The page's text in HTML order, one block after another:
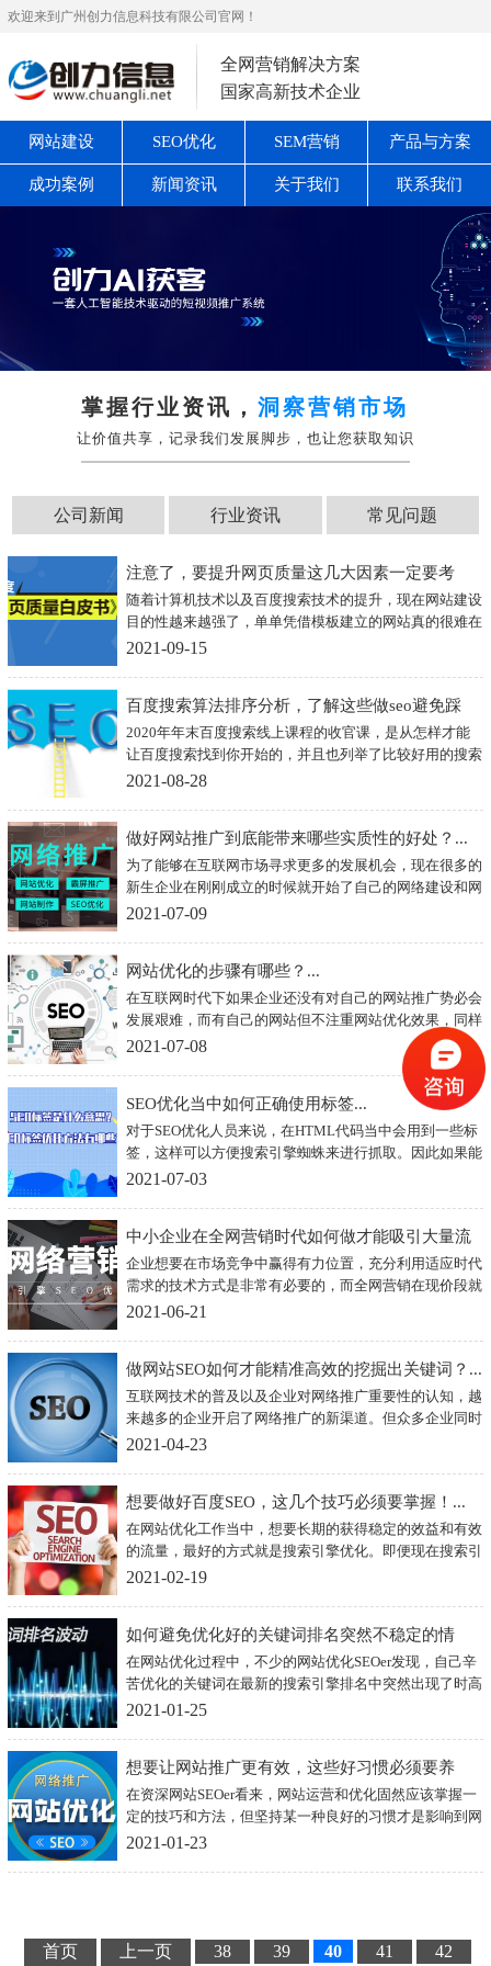
欢迎来到广州创力信息科技有限公司官网！
全网营销解决方案
国家高新技术企业
网站建设 SEO优化 SEM营销 产品与方案
成功案例 新闻资讯 关于我们 联系我们
掌握行业资讯，洞察营销市场
让价值共享，记录我们发展脚步，也让您获取知识
公司新闻 行业资讯 常见问题
注意了，要提升网页质量这几大因素一定要考
虑！...
随着计算机技术以及百度搜索技术的提升，现在网站建设
目的性越来越强了，单单凭借模板建立的网站真的很难在
网站海洋中生存下去，而只有不断的提升网站的质量才能
2021-09-15
百度搜索算法排序分析，了解这些做seo避免踩
雷！...
2020年年末百度搜索线上课程的收官课，是从怎样才能
让百度搜索找到你开始的，并且也列举了比较好用的搜索
算法规则，下面我们就一起来了解一下百度搜索的算法规
2021-08-28
做好网站推广到底能带来哪些实质性的好处？...
为了能够在互联网市场寻求更多的发展机会，现在很多的
新生企业在刚刚成立的时候就开始了自己的网络建设和网
络推广业务，哪怕他们最初的目的只是单纯的想增加潜在
广到底能够给企业带来哪些实质性的好处。
2021-07-09
网站优化的步骤有哪些？...
在互联网时代下如果企业还没有对自己的网站推广势必会
发展艰难，而有自己的网站但不注重网站优化效果，同样
也会影响到企业形象的塑造以及产品的宣传。事实证明，
只有企业做好了网站优化才会对企业形象塑造和产品宣传
2021-07-08
SEO优化当中如何正确使用标签...
对于SEO优化人员来说，在HTML代码当中会用到一些标
签，这样可以方便搜索引擎蜘蛛来进行抓取。因此如果能
够在SEO优化过程当中适当的使用一些有优化标签，那么
2021-07-03
中小企业在全网营销时代如何做才能吸引大量流
量？...
企业想要在市场竞争中赢得有力位置，充分利用适应时代
需求的技术方式是非常有必要的，而全网营销在现价段就
是最佳的方式。想要进行全民营销的中小企想要利用互联
2021-06-21
做网站SEO如何才能精准高效的挖掘出关键词？...
互联网技术的普及以及企业对网络推广重要性的认知，越
来越多的企业开启了网络推广的新渠道。但众多企业同时
开展网站推广，彼此间的竞争变得激烈，而想要让自己在
关键词和关键词时，它可以很好的给网站带来可观的流
量，从而提升企业网站的竞争力。那么，企业要怎么做才
能精准高效的挖掘出SEO关键词呢？
2021-04-23
想要做好百度SEO，这几个技巧必须要掌握！...
在网站优化工作当中，想要长期的获得稳定的效益和有效
的流量，最好的方式就是搜索引擎优化。即便现在搜索引
擎优化在近期有了不小的变化，但其目的一直是没有改变
带来不错的排名和流量。
2021-02-19
如何避免优化好的关键词排名突然不稳定的情
况？...
在网站优化过程中，不少的网站优化SEOer发现，自己辛
苦优化的关键词在最新的搜索引擎排名中突然出现了时高
时低的状态。那么，关键词排名怎么会出现不稳定状态
2021-01-25
想要让网站推广更有效，这些好习惯必须要养
成！...
在资深网站SEOer看来，网站运营和优化固然应该掌握一
定的技巧和方法，但坚持某一种良好的习惯才是影响到网
站推广效果的主要原因。那么，想要成为一名优秀的
2021-01-23
首页 上一页 38 39 40 41 42